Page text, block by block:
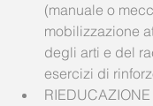
(manuale o
mobilizzazione
degli arti e del
esercizi di
RIEDUCAZIONE